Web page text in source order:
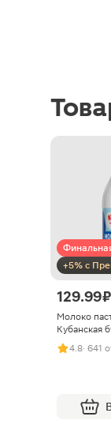
+5% с
129.99 ₽
Молоко
Кубанская
4.8· 641